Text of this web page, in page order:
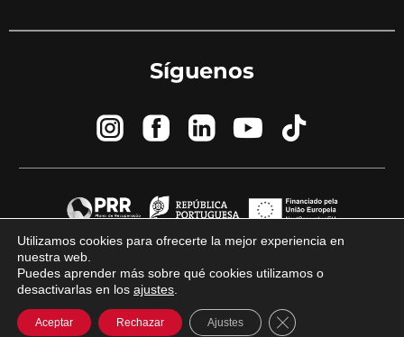
Síguenos
© 2023 Focus Fitness pormarca y diferencia
Utilizamos cookies para ofrecerte la mejor experiencia en
nuestra web.
Puedes aprender más sobre qué cookies utilizamos o
desactivarlas en los ajustes
Aceptar Rechazar Ajustes Cerrar el banner de